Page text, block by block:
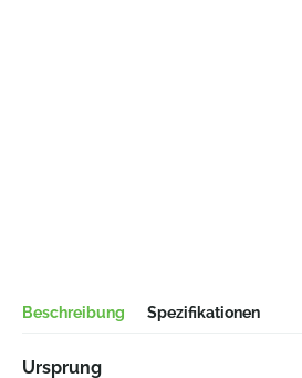
Beschreibung Spezifikationen
Ursprung